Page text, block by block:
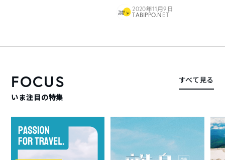
2020年11月9日
TABIPPO.NET
FOCUS
いま注目の特集
すべて見る